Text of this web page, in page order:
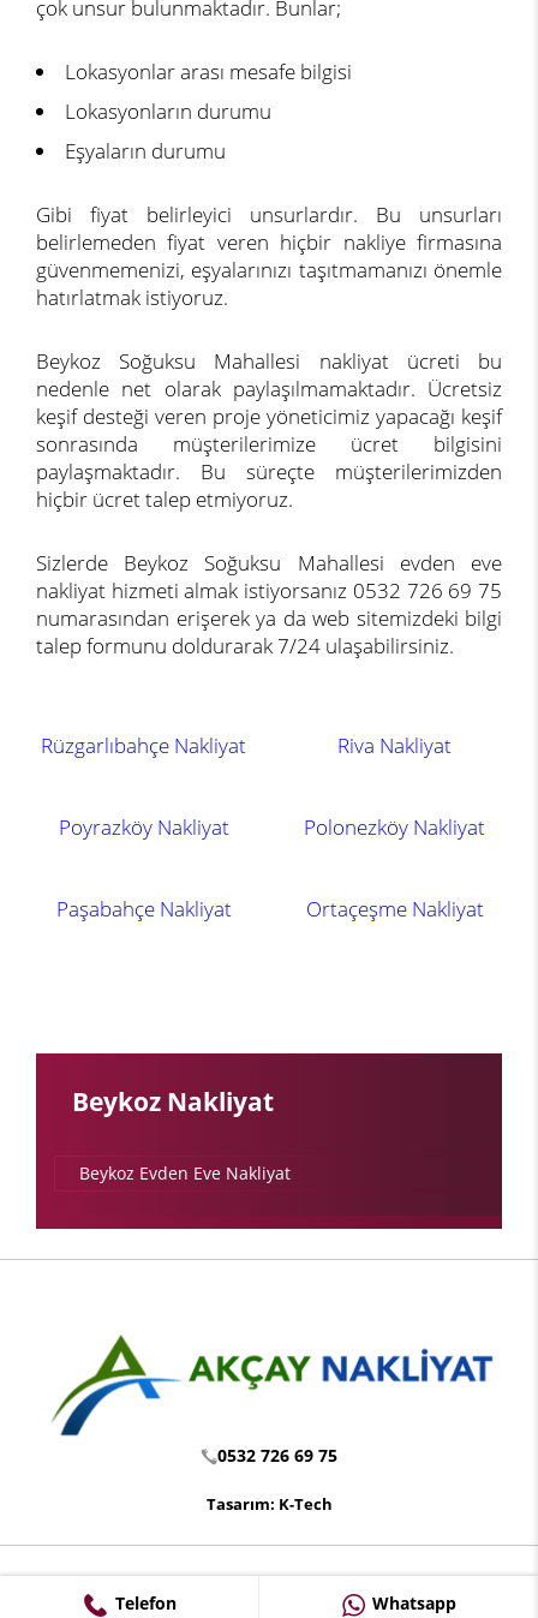
çok unsur bulunmaktadır. Bunlar;
Lokasyonlar arası mesafe bilgisi
Lokasyonların durumu
Eşyaların durumu
Gibi fiyat belirleyici unsurlardır. Bu unsurları
belirlemeden fiyat veren hiçbir nakliye firmasına
güvenmemenizi, eşyalarınızı taşıtmamanızı önemle
hatırlatmak istiyoruz.
Beykoz Soğuksu Mahallesi nakliyat ücreti bu
nedenle net olarak paylaşılmamaktadır. Ücretsiz
keşif desteği veren proje yöneticimiz yapacağı keşif
sonrasında müşterilerimize ücret bilgisini
paylaşmaktadır. Bu süreçte müşterilerimizden
hiçbir ücret talep etmiyoruz.
Sizlerde Beykoz Soğuksu Mahallesi evden eve
nakliyat hizmeti almak istiyorsanız 0532 726 69 75
numarasından erişerek ya da web sitemizdeki bilgi
talep formunu doldurarak 7/24 ulaşabilirsiniz.
Rüzgarlıbahçe Nakliyat Riva Nakliyat
Poyrazköy Nakliyat Polonezköy Nakliyat
Paşabahçe Nakliyat Ortaçeşme Nakliyat
Beykoz Nakliyat
Beykoz Evden Eve Nakliyat
0532 726 69 75
Tasarım: K-Tech
Telefon Whatsapp